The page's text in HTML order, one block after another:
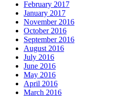
February 2017
January 2017
November 2016
October 2016
September 2016
August 2016
July 2016
June 2016
May 2016
April 2016
March 2016